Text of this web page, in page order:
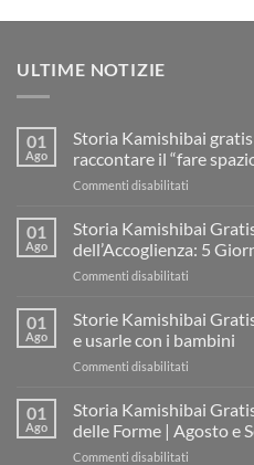
ULTIME NOTIZIE
01
Ago
Storia Kamishibai
raccontare il “fare
Commenti disabilitati
Kamishibai
gratis
il
“fare
una
lezione
01
Ago
Storia Kamishibai
dell’Accoglienza: 5
Commenti disabilitati
Kamishibai
Gratis
per
Giorni
01
Ago
Storie Kamishibai
e usarle con i bambini
Commenti disabilitati
Kamishibai
Gratis
da
01
Ago
Storia Kamishibai
delle Forme | Agosto e
Commenti disabilitati